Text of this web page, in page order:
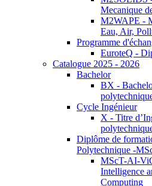
Mecanique
M2WAPE -
Eau, Air,
Programme
EuroteQ -
Catalogue 2025 - 2026
Bachelor
BX -
Cycle Ingénieur
X - Titre
Diplôme de
Polytechnique -
MScT-AI-
Intelligence
Computing